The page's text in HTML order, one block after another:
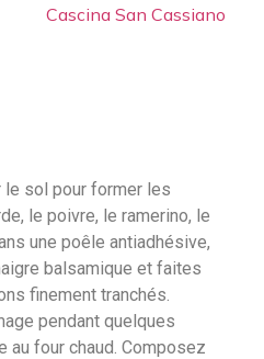
Cascina San Cassiano
le sol pour former les
le poivre, le ramerino, le
une poêle antiadhésive,
balsamique et faites
finement tranchés.
pendant quelques
au four chaud. Composez